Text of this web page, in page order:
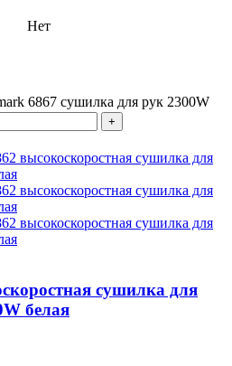
Нет
6867 сушилка для рук 2300W
сушилка для
белая